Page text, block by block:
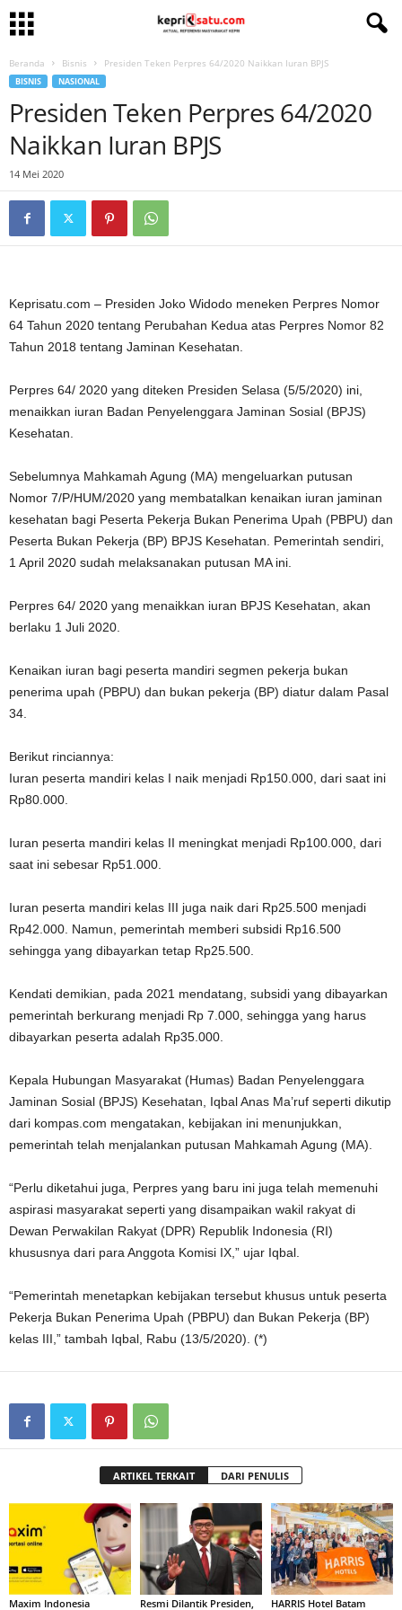
Beranda Bisnis Presiden Teken Perpres 64/2020 Naikkan Iuran BPJS
BISNIS NASIONAL
Presiden Teken Perpres 64/2020
Naikkan Iuran BPJS
14 Mei 2020
Keprisatu.com – Presiden Joko Widodo meneken Perpres Nomor
64 Tahun 2020 tentang Perubahan Kedua atas Perpres Nomor 82
Tahun 2018 tentang Jaminan Kesehatan.
Perpres 64/ 2020 yang diteken Presiden Selasa (5/5/2020) ini,
menaikkan iuran Badan Penyelenggara Jaminan Sosial (BPJS)
Kesehatan.
Sebelumnya Mahkamah Agung (MA) mengeluarkan putusan
Nomor 7/P/HUM/2020 yang membatalkan kenaikan iuran jaminan
kesehatan bagi Peserta Pekerja Bukan Penerima Upah (PBPU) dan
Peserta Bukan Pekerja (BP) BPJS Kesehatan. Pemerintah sendiri,
1 April 2020 sudah melaksanakan putusan MA ini.
Perpres 64/ 2020 yang menaikkan iuran BPJS Kesehatan, akan
berlaku 1 Juli 2020.
Kenaikan iuran bagi peserta mandiri segmen pekerja bukan
penerima upah (PBPU) dan bukan pekerja (BP) diatur dalam Pasal
34.
Berikut rinciannya:
Iuran peserta mandiri kelas I naik menjadi Rp150.000, dari saat ini
Rp80.000.
Iuran peserta mandiri kelas II meningkat menjadi Rp100.000, dari
saat ini sebesar Rp51.000.
Iuran peserta mandiri kelas III juga naik dari Rp25.500 menjadi
Rp42.000. Namun, pemerintah memberi subsidi Rp16.500
sehingga yang dibayarkan tetap Rp25.500.
Kendati demikian, pada 2021 mendatang, subsidi yang dibayarkan
pemerintah berkurang menjadi Rp 7.000, sehingga yang harus
dibayarkan peserta adalah Rp35.000.
Kepala Hubungan Masyarakat (Humas) Badan Penyelenggara
Jaminan Sosial (BPJS) Kesehatan, Iqbal Anas Ma’ruf seperti dikutip
dari kompas.com mengatakan, kebijakan ini menunjukkan,
pemerintah telah menjalankan putusan Mahkamah Agung (MA).
“Perlu diketahui juga, Perpres yang baru ini juga telah memenuhi
aspirasi masyarakat seperti yang disampaikan wakil rakyat di
Dewan Perwakilan Rakyat (DPR) Republik Indonesia (RI)
khususnya dari para Anggota Komisi IX,” ujar Iqbal.
“Pemerintah menetapkan kebijakan tersebut khusus untuk peserta
Pekerja Bukan Penerima Upah (PBPU) dan Bukan Pekerja (BP)
kelas III,” tambah Iqbal, Rabu (13/5/2020). (*)
ARTIKEL TERKAIT DARI PENULIS
Maxim Indonesia
Resmi Dilantik Presiden,
HARRIS Hotel Batam